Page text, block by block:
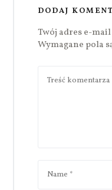
DODAJ
Twój adres e-
Wymagane pola